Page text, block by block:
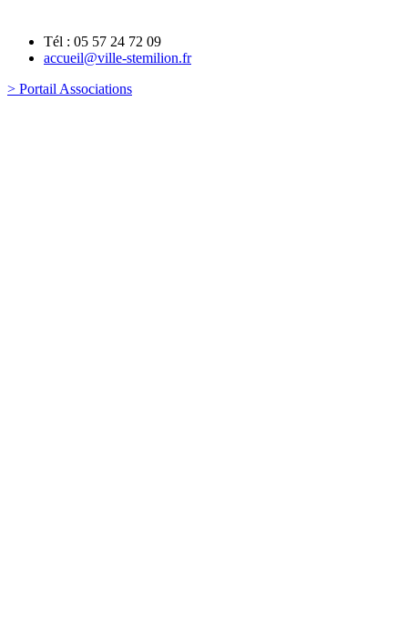
Tél : 05 57 24 72 09
accueil@ville-stemilion.fr
> Portail Associations